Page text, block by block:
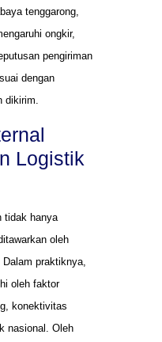
tenggarong,
ongkir,
pengiriman
dengan
dikirim.
Logistik
tidak hanya
oleh
praktiknya,
oleh faktor
konektivitas
nasional. Oleh